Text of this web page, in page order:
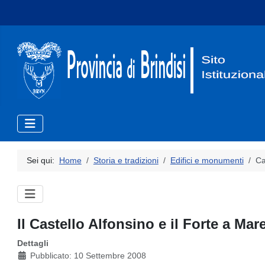
Sei qui: Home Storia e tradizioni Edifici e monumenti
Il Castello Alfonsino e il Forte a
Dettagli
Pubblicato: 10 Settembre 2008